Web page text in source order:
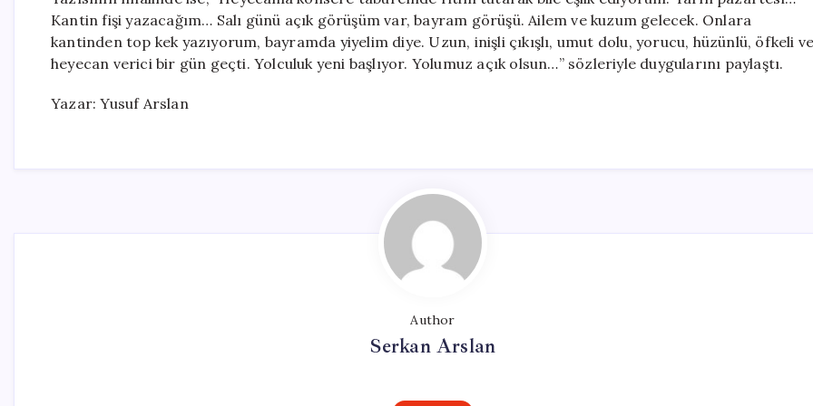
Kantin fişi yazacağım… Salı günü açık görüşüm var, bayram görüşü. Ailem ve kuzum gelecek. Onlara
kantinden top kek yazıyorum, bayramda yiyelim diye. Uzun, inişli çıkışlı, umut dolu, yorucu, hüzünlü, öfkeli
heyecan verici bir gün geçti. Yolculuk yeni başlıyor. Yolumuz açık olsun…” sözleriyle duygularını paylaştı.
Yazar: Yusuf Arslan
Author
Serkan Arslan